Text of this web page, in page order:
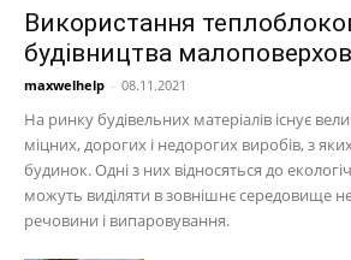
Використання
будівництва
maxwelhelp - 08.11.2021
На ринку будівельних матеріалів існує
міцних, дорогих і недорогих виробів, з
будинок. Одні з них відносяться до
можуть виділяти в зовнішнє середовище
речовини і випаровування.